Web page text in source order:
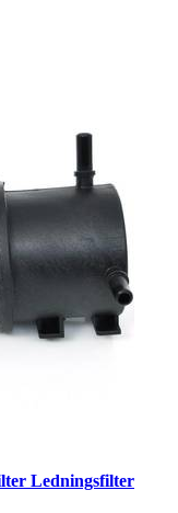
Ledningsfilter